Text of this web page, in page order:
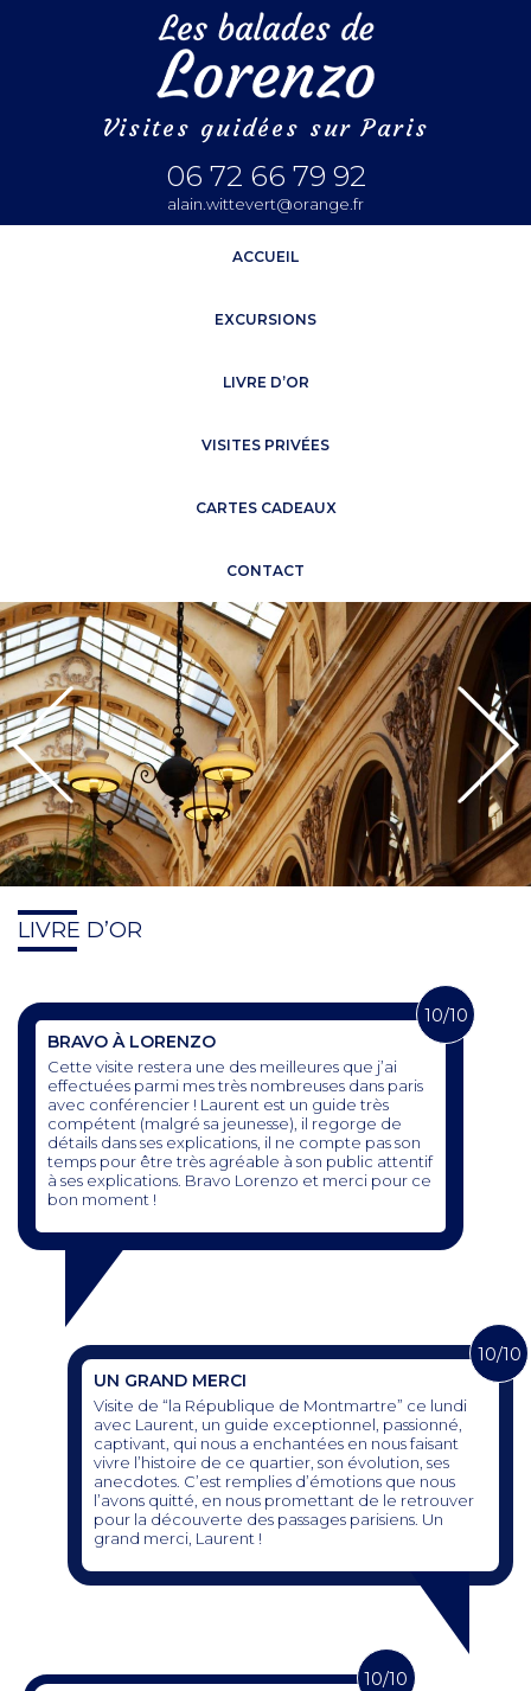
Visites guidées sur Paris
06 72 66 79 92
alain.wittevert@orange.fr
ACCUEIL
EXCURSIONS
LIVRE D’OR
VISITES PRIVÉES
CARTES CADEAUX
CONTACT
LIVRE D’OR
10/10
BRAVO À LORENZO
Cette visite restera une des meilleures que j’ai
effectuées parmi mes très nombreuses dans paris
avec conférencier ! Laurent est un guide très
compétent (malgré sa jeunesse), il regorge de
détails dans ses explications, il ne compte pas son
temps pour être très agréable à son public attentif
à ses explications. Bravo Lorenzo et merci pour ce
bon moment !
10/10
UN GRAND MERCI
Visite de “la République de Montmartre” ce lundi
avec Laurent, un guide exceptionnel, passionné,
captivant, qui nous a enchantées en nous faisant
vivre l’histoire de ce quartier, son évolution, ses
anecdotes. C’est remplies d’émotions que nous
l’avons quitté, en nous promettant de le retrouver
pour la découverte des passages parisiens. Un
grand merci, Laurent !
10/10